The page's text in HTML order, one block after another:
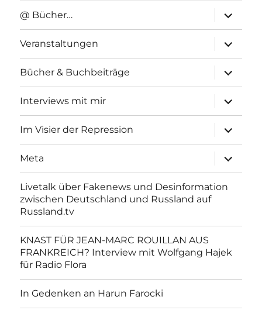
@ Bücher…
anzeigen
Veranstaltungen
anzeigen
Bücher & Buchbeiträge
anzeigen
Interviews mit mir
anzeigen
Im Visier der Repression
anzeigen
Meta
anzeigen
Livetalk über Fakenews und Desinformation
zwischen Deutschland und Russland auf
Russland.tv
KNAST FÜR JEAN-MARC ROUILLAN AUS
FRANKREICH? Interview mit Wolfgang Hajek
für Radio Flora
In Gedenken an Harun Farocki